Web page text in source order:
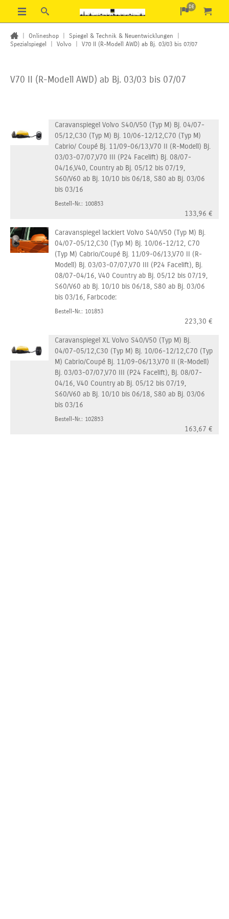
DE
Onlineshop Spiegel & Technik & Neuentwicklungen
Spezialspiegel
Volvo V70 II (R-Modell AWD) ab Bj. 03/03 bis 07/07
V70 II (R-Modell AWD) ab Bj. 03/03 bis 07/07
Caravanspiegel Volvo S40/V50 (Typ M) Bj. 04/07-
05/12,C30 (Typ M) Bj. 10/06-12/12,C70 (Typ M)
Cabrio/ Coupé Bj. 11/09-06/13,V70 II (R-Modell) Bj.
03/03-07/07,V70 III (P24 Facelift) Bj. 08/07-
04/16,V40, Country ab Bj. 05/12 bis 07/19,
S60/V60 ab Bj. 10/10 bis 06/18, S80 ab Bj. 03/06
bis 03/16
Bestell-Nr.: 100853
133,96 €
Caravanspiegel lackiert Volvo S40/V50 (Typ M) Bj.
04/07-05/12,C30 (Typ M) Bj. 10/06-12/12, C70
(Typ M) Cabrio/Coupé Bj. 11/09-06/13,V70 II (R-
Modell) Bj. 03/03-07/07,V70 III (P24 Facelift), Bj.
08/07-04/16, V40 Country ab Bj. 05/12 bis 07/19,
S60/V60 ab Bj. 10/10 bis 06/18, S80 ab Bj. 03/06
bis 03/16, Farbcode:
Bestell-Nr.: 101853
223,30 €
Caravanspiegel XL Volvo S40/V50 (Typ M) Bj.
04/07-05/12,C30 (Typ M) Bj. 10/06-12/12,C70 (Typ
M) Cabrio/Coupé Bj. 11/09-06/13,V70 II (R-Modell)
Bj. 03/03-07/07,V70 III (P24 Facelift), Bj. 08/07-
04/16, V40 Country ab Bj. 05/12 bis 07/19,
S60/V60 ab Bj. 10/10 bis 06/18, S80 ab Bj. 03/06
bis 03/16
Bestell-Nr.: 102853
163,67 €